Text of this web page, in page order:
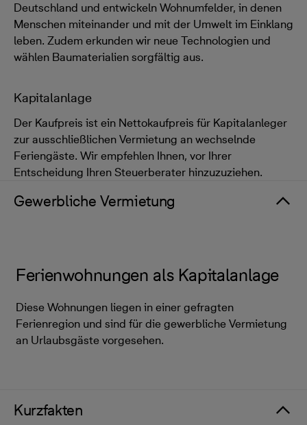
Deutschland und entwickeln Wohnumfelder, in denen
Menschen miteinander und mit der Umwelt im Einklang
leben. Zudem erkunden wir neue Technologien und
wählen Baumaterialien sorgfältig aus.
Kapitalanlage
Der Kaufpreis ist ein Nettokaufpreis für Kapitalanleger
zur ausschließlichen Vermietung an wechselnde
Feriengäste. Wir empfehlen Ihnen, vor Ihrer
Entscheidung Ihren Steuerberater hinzuzuziehen.
Gewerbliche Vermietung
Ferienwohnungen als Kapitalanlage
Diese Wohnungen liegen in einer gefragten
Ferienregion und sind für die gewerbliche Vermietung
an Urlaubsgäste vorgesehen.
Kurzfakten